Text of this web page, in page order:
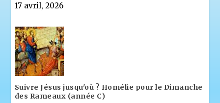
17 avril, 2026
Suivre Jésus jusqu'où ? Homélie pour le Dimanche
des Rameaux (année C)